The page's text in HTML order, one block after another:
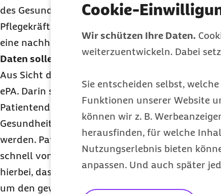
Cookie-
Wir schützen Ihre Daten.
weiterzuentwickeln. Dabei
Sie entscheiden selbst,
Funktionen unserer Website
können wir z. B.
herausfinden, für welche
Nutzungserlebnis bieten
anpassen. Und auch später
des Gesundheitswesens ist demnach, die
Pflegekräfte und Gesundheitsberufe zu
eine nachhaltige Finanzierung des
Daten sollen zu Mehrwerten in der Versorgung
Aus Sicht der Barmer entscheidend ist das
ePA. Darin sollen laut Digitalstrategie bereits
Patientendaten von Praxen, Krankenhäusern,
Gesundheitsdienst und weiteren relevanten
werden. Patientinnen und Patienten sowie
schnell von den besonderen Potenzialen derePA
hierbei, dass Leistungserbringende die ePA
um den gewünschten Mehrwert zu erhalten.